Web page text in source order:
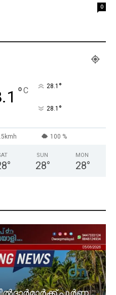
0
°C 28.1 °
28.1 °
100 %
°
SUN
28°
MON
28°
പൂർണ്ണ